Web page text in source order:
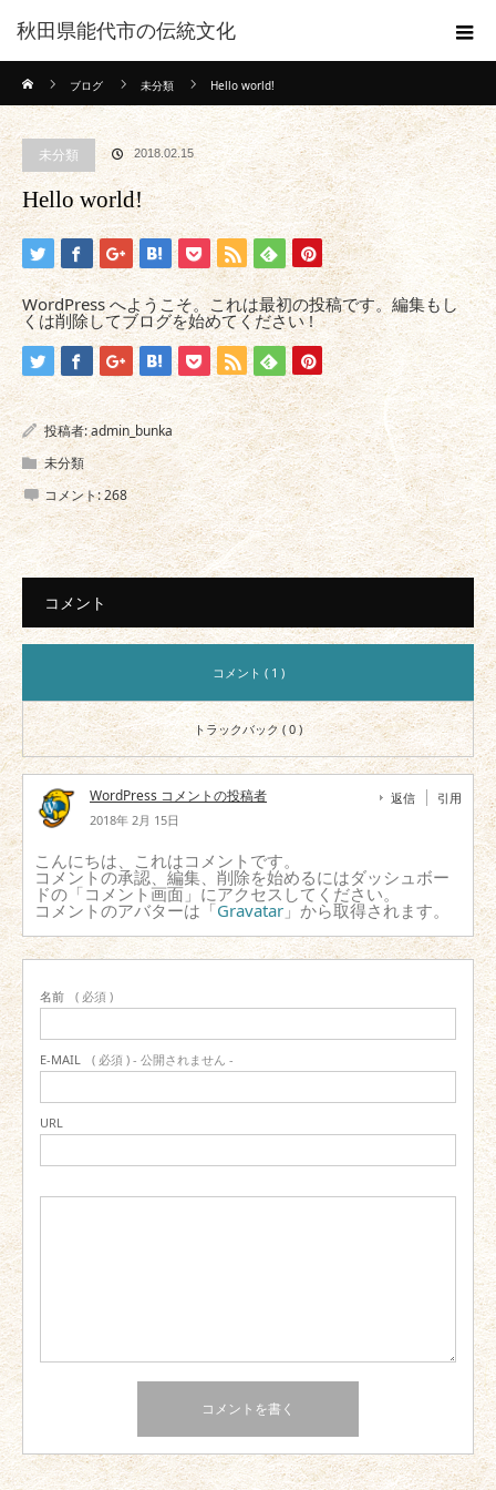
秋田県能代市の伝統文化
ブログ
未分類 Hello world!
未分類 2018.02.15
Hello world!
WordPress へようこそ。これは最初の投稿です。編集もし
くは削除してブログを始めてください !
投稿者:admin_bunka
未分類
コメント:268
コメント
コメント ( 1 )
トラックバック ( 0 )
WordPress コメントの投稿者
2018年 2月 15日
返信 引用
こんにちは、これはコメントです。
コメントの承認、編集、削除を始めるにはダッシュボー
ドの「コメント画面」にアクセスしてください。
コメントのアバターは「Gravatar 」から取得されます。
名前 ( 必須 )
E-MAIL ( 必須 ) - 公開されません -
URL